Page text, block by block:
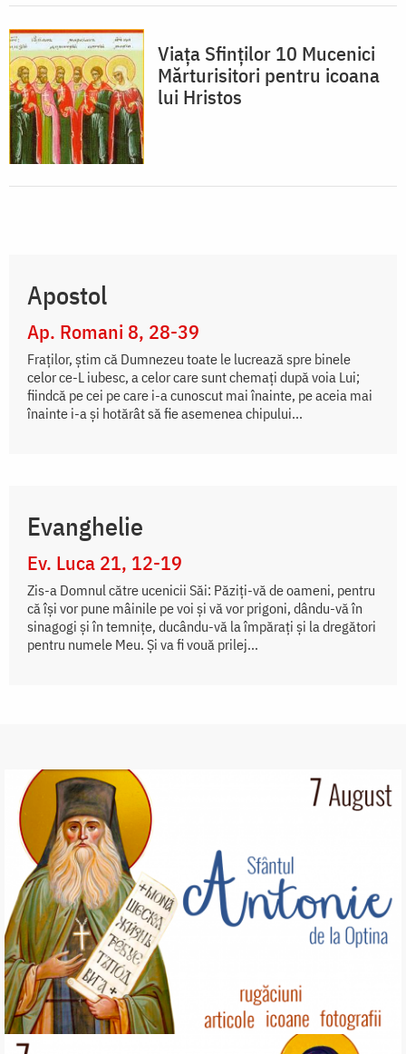
Viața Sfinților 10 Mucenici
Mărturisitori pentru icoana
lui Hristos
Apostol
Ap. Romani 8, 28-39
Fraţilor, ştim că Dumnezeu toate le lucrează spre binele
celor ce-L iubesc, a celor care sunt chemaţi după voia Lui;
fiindcă pe cei pe care i-a cunoscut mai înainte, pe aceia mai
înainte i-a şi hotărât să fie asemenea chipului...
Evanghelie
Ev. Luca 21, 12-19
Zis-a Domnul către ucenicii Săi: Păziți-vă de oameni, pentru
că își vor pune mâinile pe voi și vă vor prigoni, dându-vă în
sinagogi și în temnițe, ducându-vă la împărați și la dregători
pentru numele Meu. Și va fi vouă prilej...